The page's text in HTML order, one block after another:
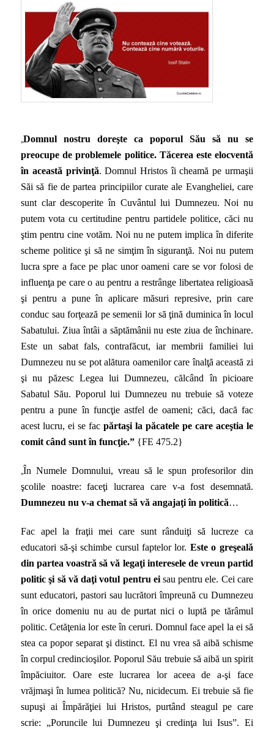
„Domnul nostru doreşte ca poporul Său să nu se
preocupe de problemele politice. Tăcerea este elocventă
în această privinţă. Domnul Hristos îi cheamă pe urmaşii
Săi să fie de partea principiilor curate ale Evangheliei, care
sunt clar descoperite în Cuvântul lui Dumnezeu. Noi nu
putem vota cu certitudine pentru partidele politice, căci nu
ştim pentru cine votăm. Noi nu ne putem implica în diferite
scheme politice şi să ne simţim în siguranţă. Noi nu putem
lucra spre a face pe plac unor oameni care se vor folosi de
influenţa pe care o au pentru a restrânge libertatea religioasă
şi pentru a pune în aplicare măsuri represive, prin care
conduc sau forţează pe semenii lor să ţină duminica în locul
Sabatului. Ziua întâi a săptămânii nu este ziua de închinare.
Este un sabat fals, contrafăcut, iar membrii familiei lui
Dumnezeu nu se pot alătura oamenilor care înalţă această zi
şi nu păzesc Legea lui Dumnezeu, călcând în picioare
Sabatul Său. Poporul lui Dumnezeu nu trebuie să voteze
pentru a pune în funcţie astfel de oameni; căci, dacă fac
acest lucru, ei se facpărtaşi la păcatele pe care aceştia le
comit când sunt în funcţie.” {FE 475.2}
„În Numele Domnului, vreau să le spun profesorilor din
şcolile noastre: faceţi lucrarea care v-a fost desemnată.
Dumnezeu nu v-a chemat să vă angajaţi în politică…
Fac apel la fraţii mei care sunt rânduiţi să lucreze ca
educatori să-şi schimbe cursul faptelor lor. Este o greşeală
din partea voastră să vă legaţi interesele de vreun partid
politic şi să vă daţi votul pentru eisau pentru ele. Cei care
sunt educatori, pastori sau lucrători împreună cu Dumnezeu
în orice domeniu nu au de purtat nici o luptă pe tărâmul
politic. Cetăţenia lor este în ceruri. Domnul face apel la ei să
stea ca popor separat şi distinct. El nu vrea să aibă schisme
în corpul credincioşilor. Poporul Său trebuie să aibă un spirit
împăciuitor. Oare este lucrarea lor aceea de a-şi face
vrăjmaşi în lumea politică? Nu, nicidecum. Ei trebuie să fie
supuşi ai Împărăţiei lui Hristos, purtând steagul pe care
scrie: „Poruncile lui Dumnezeu şi credinţa lui Isus”. Ei